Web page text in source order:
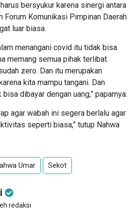
bersyukur karena sinergi antara
Forum Komunikasi Pimpinan Daerah
luar biasa.
menangani covid itu tidak bisa
memang semua pihak terlibat.
zero. Dan itu merupakan
kita mampu tangani. Dan
dibayar dengan uang,” paparnya.
agar wabah ini segera berlalu agar
seperti biasa,” tutup Nahwa
Umar Sekot
redaksi